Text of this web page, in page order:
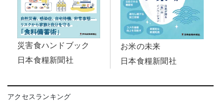
災害食ハンドブック
日本食糧新聞社
お米の未来
日本食糧新聞社
アクセスランキング